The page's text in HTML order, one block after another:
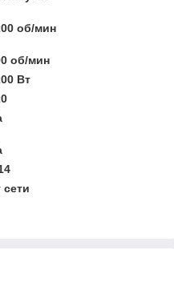
об/мин
об/мин
Вт
сети